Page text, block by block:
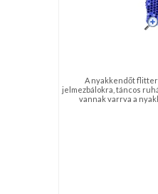
A nyakkendőt
jelmezbálokra, táncos
vannak varrva a